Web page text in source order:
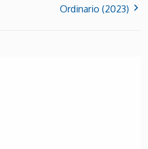
Ordinario (2023)